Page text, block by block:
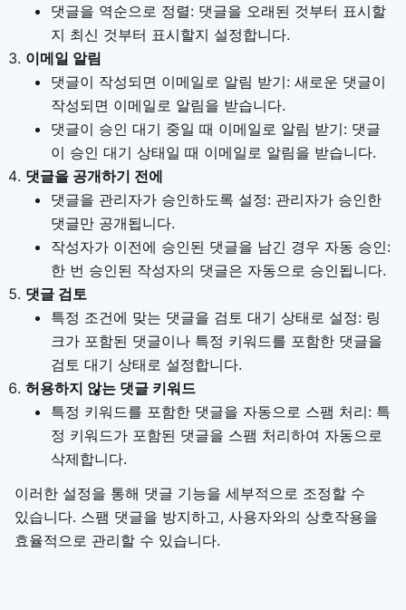
댓글을 역순으로 정렬: 댓글을 오래된 것부터 표시할
지 최신 것부터 표시할지 설정합니다.
이메일 알림
댓글이 작성되면 이메일로 알림 받기: 새로운 댓글이
작성되면 이메일로 알림을 받습니다.
댓글이 승인 대기 중일 때 이메일로 알림 받기: 댓글
이 승인 대기 상태일 때 이메일로 알림을 받습니다.
댓글을 공개하기 전에
댓글을 관리자가 승인하도록 설정: 관리자가 승인한
댓글만 공개됩니다.
작성자가 이전에 승인된 댓글을 남긴 경우 자동 승인:
한 번 승인된 작성자의 댓글은 자동으로 승인됩니다.
댓글 검토
특정 조건에 맞는 댓글을 검토 대기 상태로 설정: 링
크가 포함된 댓글이나 특정 키워드를 포함한 댓글을
검토 대기 상태로 설정합니다.
허용하지 않는 댓글 키워드
특정 키워드를 포함한 댓글을 자동으로 스팸 처리: 특
정 키워드가 포함된 댓글을 스팸 처리하여 자동으로
삭제합니다.
이러한 설정을 통해 댓글 기능을 세부적으로 조정할 수
있습니다. 스팸 댓글을 방지하고, 사용자와의 상호작용을
효율적으로 관리할 수 있습니다.